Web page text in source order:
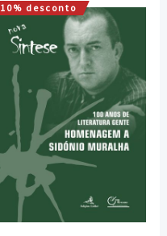
10% desconto
O
preço
original
era:
15,00 €.
O
preço
atual
é:
13,50 €.